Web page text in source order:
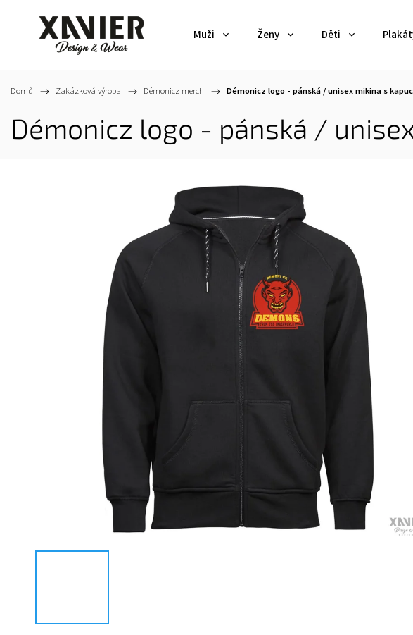
Muži Ženy Děti
Domů / Zakázková výroba / Démonicz merch / Démonicz logo - pánská / unisex mikina s
Démonicz logo - pánská /